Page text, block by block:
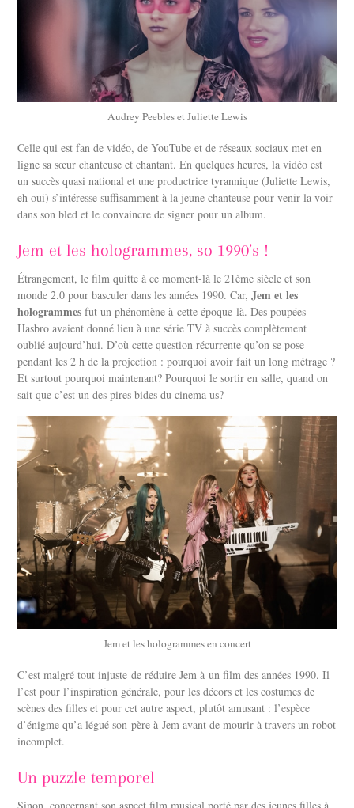
Audrey Peebles et Juliette Lewis
Celle qui est fan de vidéo, de YouTube et de réseaux sociaux met en
ligne sa sœur chanteuse et chantant. En quelques heures, la vidéo est
un succès quasi national et une productrice tyrannique (Juliette Lewis,
eh oui) s’intéresse suffisamment à la jeune chanteuse pour venir la voir
dans son bled et le convaincre de signer pour un album.
Jem et les hologrammes, so 1990’s !
Étrangement, le film quitte à ce moment-là le 21ème siècle et son
monde 2.0 pour basculer dans les années 1990. Car,Jem et les
hologrammes fut un phénomène à cette époque-là. Des poupées
Hasbro avaient donné lieu à une série TV à succès complètement
oublié aujourd’hui. D’où cette question récurrente qu’on se pose
pendant les 2 h de la projection : pourquoi avoir fait un long métrage ?
Et surtout pourquoi maintenant? Pourquoi le sortir en salle, quand on
sait que c’est un des pires bides du cinema us?
Jem et les hologrammes en concert
C’est malgré tout injuste de réduire Jem à un film des années 1990. Il
l’est pour l’inspiration générale, pour les décors et les costumes de
scènes des filles et pour cet autre aspect, plutôt amusant : l’espèce
d’énigme qu’a légué son père à Jem avant de mourir à travers un robot
incomplet.
Un puzzle temporel